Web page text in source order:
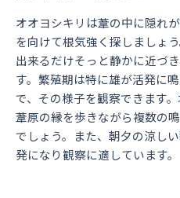
オオヨシキリは葦の中に隠れ
を向けて根気強く探しましょ
出来るだけそっと静かに近づ
す。繁殖期は特に雄が活発に
で、その様子を観察できます
葦原の縁を歩きながら複数の
でしょう。また、朝夕の涼し
発になり観察に適しています。